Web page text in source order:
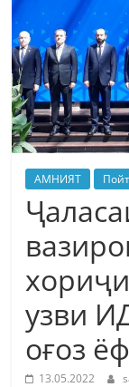
АМНИЯТ
узви
оғоз
13.05.2022